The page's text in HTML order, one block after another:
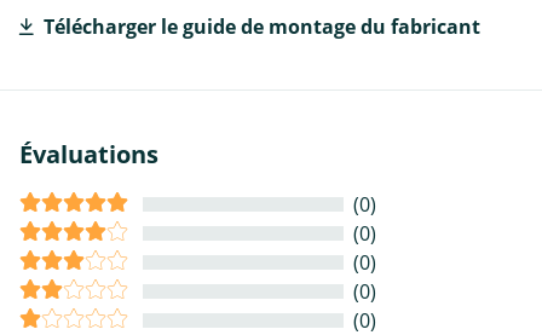
Télécharger le guide de montage du fabricant
Évaluations
(0)
(0)
(0)
(0)
(0)